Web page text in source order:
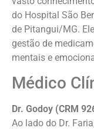
do Hospital São
de Pitangui/MG.
gestão de
mentais e
Médico
Dr. Godoy (CRM
Ao lado do Dr.